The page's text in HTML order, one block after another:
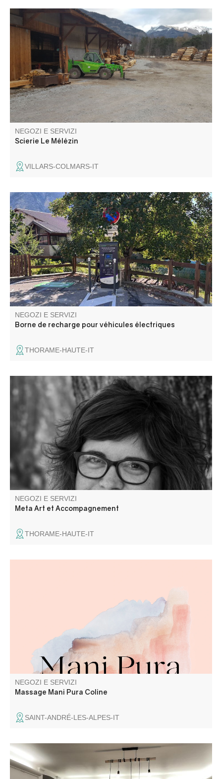
Falegnameria, legna da ardere, segatura personalizzata,
taglio a listino, pavimentazione esterna e rivestimento in
larice.
NEGOZI E SERVIZI
Scierie Le Mélézin
VILLARS-COLMARS-IT
Punto di ricarica di tipo E e di tipo 2
NEGOZI E SERVIZI
Borne de recharge pour véhicules électriques
THORAME-HAUTE-IT
Come relatrice e formatrice di Meta Art e Meta
Accompagnante, Chloe offre supporto individuale e
workshop di gruppo per famiglie e professionisti che
lavorano con bambini e giovani.
NEGOZI E SERVIZI
Meta Art et Accompagnement
THORAME-HAUTE-IT
energetico per portare la pace interiore e molti altri per un
benessere totale dalla testa ai piedi.
NEGOZI E SERVIZI
Massage Mani Pura Coline
SAINT-ANDRÉ-LES-ALPES-IT
Reception aperta tutto l'anno per informazioni turistiche
e/o locali.